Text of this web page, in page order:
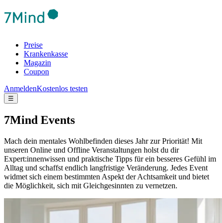
Preise
Krankenkasse
Magazin
Coupon
AnmeldenKostenlos testen
☰
7Mind Events
Mach dein mentales Wohlbefinden dieses Jahr zur Priorität! Mit
unseren Online und Offline Veranstaltungen holst du dir
Expert:innenwissen und praktische Tipps für ein besseres Gefühl im
Alltag und schaffst endlich langfristige Veränderung. Jedes Event
widmet sich einem bestimmten Aspekt der Achtsamkeit und bietet
die Möglichkeit, sich mit Gleichgesinnten zu vernetzen.